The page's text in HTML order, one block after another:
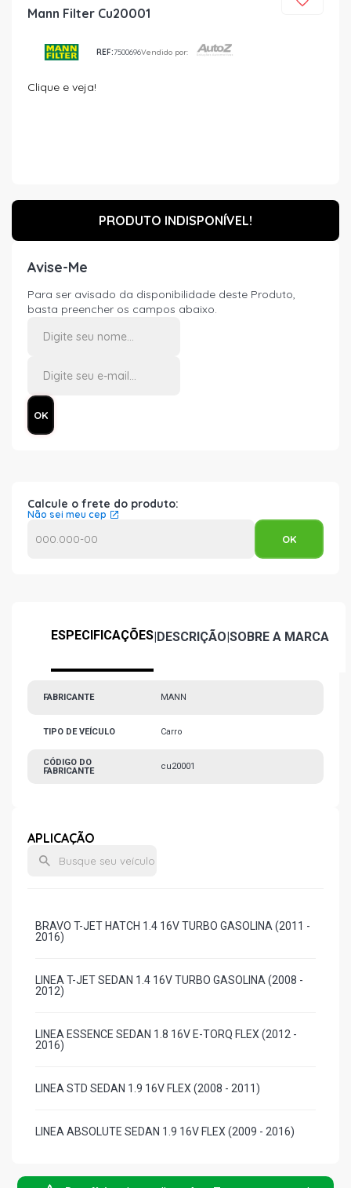
Mann Filter Cu20001
REF:7500696Vendido por:
Clique e veja!
PRODUTO INDISPONÍVEL!
Avise-Me
Para ser avisado da disponibilidade deste Produto,
basta preencher os campos abaixo.
Calcule o frete do produto:
Não sei meu cep
ESPECIFICAÇÕES|DESCRIÇÃO|SOBRE A MARCA
FABRICANTE MANN
TIPO DE VEÍCULO Carro
CÓDIGO DO
FABRICANTE
cu20001
APLICAÇÃO
BRAVO T-JET HATCH 1.4 16V TURBO GASOLINA (2011 -
2016)
LINEA T-JET SEDAN 1.4 16V TURBO GASOLINA (2008 -
2012)
LINEA ESSENCE SEDAN 1.8 16V E-TORQ FLEX (2012 -
2016)
LINEA STD SEDAN 1.9 16V FLEX (2008 - 2011)
LINEA ABSOLUTE SEDAN 1.9 16V FLEX (2009 - 2016)
LINEA SPORTING DUALOGIC SEDAN 1.9 16V FLEX (2008 -